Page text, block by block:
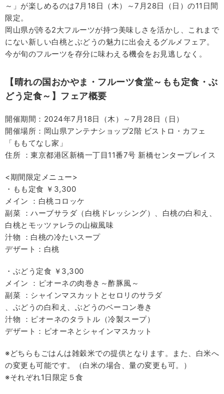
～」が楽しめるのは7月18日（木）～7月28日（日）の11日間
限定。
岡山県が誇る2大フルーツが持つ美味しさを活かし、これまで
にない新しい白桃とぶどうの魅力に出会えるグルメフェア。
今が旬のフルーツを存分に味わえる機会をお見逃しなく。
【晴れの国おかやま・フルーツ食堂～もも定食・ぶ
どう定食～】フェア概要
開催期間：2024年7月18日（木）～7月28日（日）
開催場所：岡山県アンテナショップ2階 ビストロ・カフェ
「ももてなし家」
住所 ：東京都港区新橋一丁目11番7号 新橋センタープレイス
<期間限定メニュー>
・もも定食 ￥3,300
メイン ：白桃コロッケ
副菜 ：ハーブサラダ（白桃ドレッシング）、白桃の白和え、
白桃とモッツァレラの山椒風味
汁物 ：白桃の冷たいスープ
デザート：白桃
・ぶどう定食 ￥3,300
メイン ：ピオーネの肉巻き～酢豚風～
副菜 ：シャインマスカットとセロリのサラダ
、ぶどうの白和え、ぶどうのベーコン巻き
汁物 ：ピオーネのタラトル（冷製スープ）
デザート：ピオーネとシャインマスカット
※どちらもごはんは雑穀米での提供となります。また、白米へ
の変更も可能です。（白米の場合、量の変更も可。）
※それぞれ1日限定５食